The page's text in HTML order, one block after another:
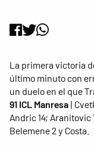
La primera victoria
último minuto con
un duelo en el que
91 ICL Manresa |
Andric 14; Aranitovic
Belemene 2 y Costa.